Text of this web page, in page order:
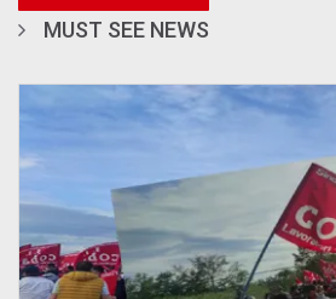
MUST SEE NEWS